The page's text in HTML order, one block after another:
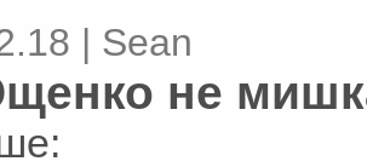
| Sean
не